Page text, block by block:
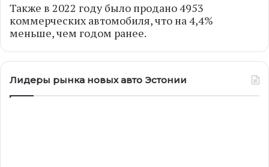
Также в 2022 году было продано 4953
коммерческих автомобиля, что на 4,4%
меньше, чем годом ранее.
Лидеры рынка новых авто Эстонии